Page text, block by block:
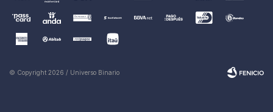
© Copyright 2026 / Universo Binario